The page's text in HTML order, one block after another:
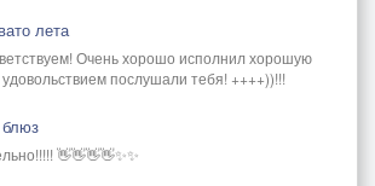
лета
Очень хорошо исполнил хорошую
послушали тебя! ++++))!!!
блюз
👋👋👋👋✨✨